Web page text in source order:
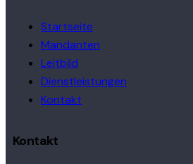
Startseite
Mandanten
Leitbild
Dienstleistungen
Kontakt
Kontakt